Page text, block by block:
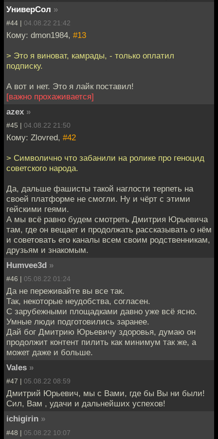
УниверСол »
#44 | 04.08.22 21:42
Кому: dmon1984, #13
> Это я виноват, камрады, - только оплатил
подписку.
А вот и нет. Это я лайк поставил!
[важно прохаживается]
azex »
#45 | 04.08.22 21:50
Кому: Zlovred, #42
> Символично что забанили на ролике про геноцид
советского народа.
Да, дальше фашисты такой наглости терпеть на
своей платформе не смогли. Ну и чёрт с этими
гейскими геями.
А мы всё равно будем смотреть Дмитрия Юрьевича
там, где он вещает и продолжать рассказывать о нём
и советовать его каналы всем своим родственникам,
друзьям и знакомым.
Humvee3d »
#46 | 05.08.22 01:24
Да не переживайте вы все так.
Так, некоторые неудобства, согласен.
С зарубежными площадками давно уже всё ясно.
Умные люди подготовились заранее.
Дай бог Дмитрию Юрьевичу здоровья, думаю он
продолжит контент пилить как минимум так же, а
может даже и больше.
Vales »
#47 | 05.08.22 08:59
Дмитрий Юрьевич, мы с Вами, где бы Вы ни были!
Сил, Вам , удачи и дальнейших успехов!
ichigirin »
#48 | 05.08.22 10:07